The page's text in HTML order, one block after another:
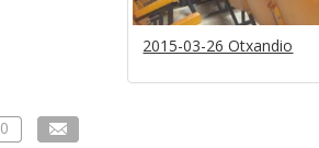
2015-03-26 Otxandio
0